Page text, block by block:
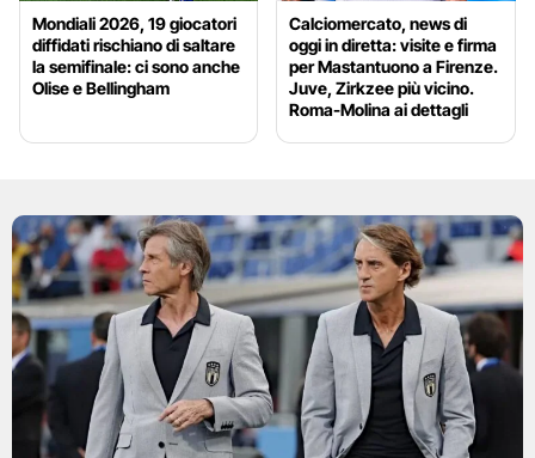
Mondiali 2026, 19 giocatori
diffidati rischiano di saltare
la semifinale: ci sono anche
Olise e Bellingham
Calciomercato, news di
oggi in diretta: visite e firma
per Mastantuono a Firenze.
Juve, Zirkzee più vicino.
Roma-Molina ai dettagli